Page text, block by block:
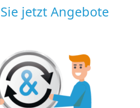
jetzt Angebote